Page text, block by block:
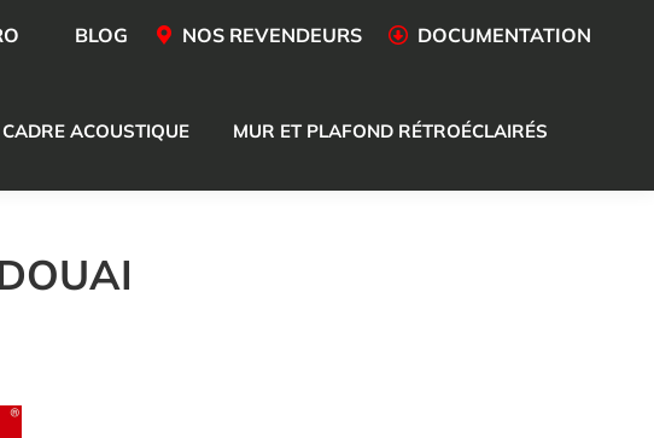
BLOG NOS REVENDEURS DOCUMENTATION
CADRE ACOUSTIQUE MUR ET PLAFOND RÉTROÉCLAIRÉS